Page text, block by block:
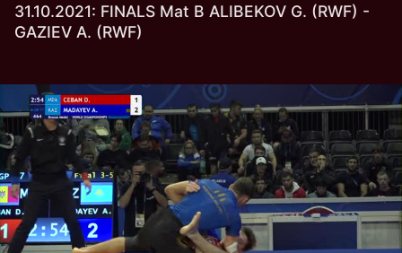
31.10.2021: FINALS Mat B ALIBEKOV G. (RWF) -
GAZIEV A. (RWF)